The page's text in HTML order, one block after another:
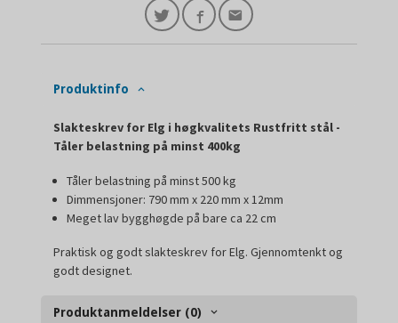
Produktinfo
Slakteskrev for Elg i høgkvalitets Rustfritt stål -
Tåler belastning på minst 400kg
Tåler belastning på minst 500 kg
Dimmensjoner: 790 mm x 220 mm x 12mm
Meget lav bygghøgde på bare ca 22 cm
Praktisk og godt slakteskrev for Elg. Gjennomtenkt og
godt designet.
Produktanmeldelser (0)